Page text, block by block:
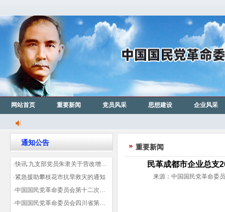
网站首页 重要新闻 党员风采 思想建设 企业风采
通知公告
·快讯:九支部党员朱隶关于营改增信息宣传力度的建议那篇已被省政协采用
·紧急援助攀枝花市抗旱救灾的通知
·中国国民党革命委员会第十二次全国代表大会代表登记表（下载）
·中国国民党革命委员会四川省第十一次代表大会代表登记表（下载）
重要新闻
民革成都市企业总
来源：中国国民党革命委